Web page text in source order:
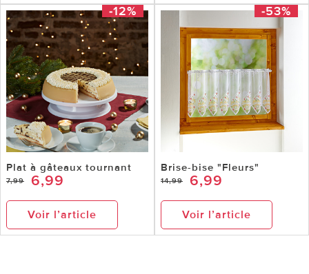
-12%
Plat à gâteaux tournant
7,99 6,99
Voir l’article
-53%
Brise-bise "Fleurs"
14,99 6,99
Voir l’article